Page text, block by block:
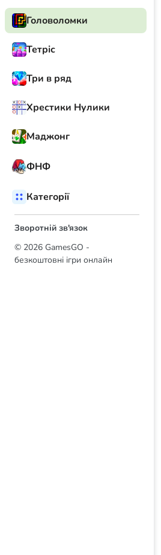
Головоломки
Тетріс
Три в ряд
Хрестики Нулики
Маджонг
ФНФ
Категорії
Зворотній зв'язок
© 2026 GamesGO -
безкоштовні ігри онлайн